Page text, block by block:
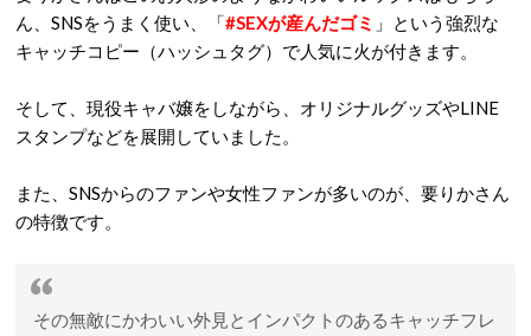
ん、SNSをうまく使い、「#SEXが産んだゴミ 」という強烈な
キャッチコピー（ハッシュタグ）で人気に火が付きます。
そして、現役キャバ嬢をしながら、オリジナルグッズやLINE
スタンプなどを展開していました。
また、SNSからのファンや女性ファンが多いのが、要りかさん
の特徴です。
その無敵にかわいい外見とインパクトのあるキャッチフレ